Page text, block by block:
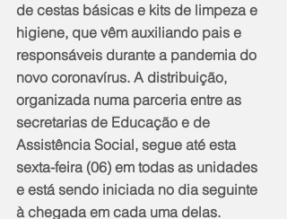
de cestas básicas e kits de limpeza e
higiene, que vêm auxiliando pais e
responsáveis durante a pandemia do
novo coronavírus. A distribuição,
organizada numa parceria entre as
secretarias de Educação e de
Assistência Social, segue até esta
sexta-feira (06) em todas as unidades
e está sendo iniciada no dia seguinte
à chegada em cada uma delas.